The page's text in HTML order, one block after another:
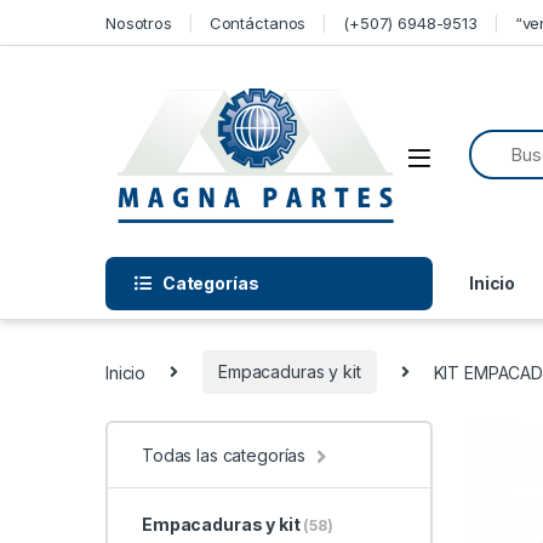
Nosotros Contáctanos (+507) 6948-9513
Categorías Inicio
Inicio Empacaduras y kit KIT
Todas las categorías
Empacaduras y kit (58)